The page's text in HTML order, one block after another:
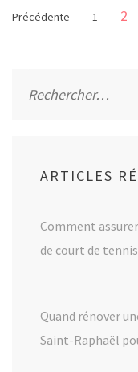
Pagination
Précédente Page
1 2
ARTICLES
Comment
de court de
Quand rénover
Saint-Raphaël